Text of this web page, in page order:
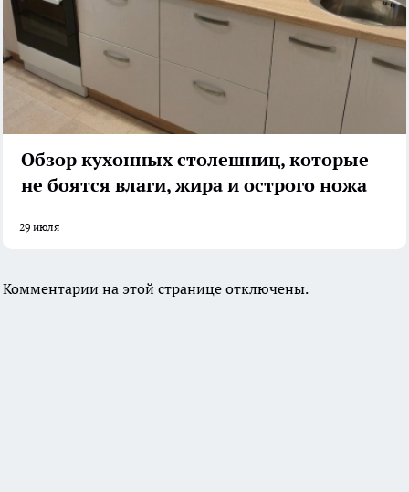
Обзор кухонных столешниц, которые
не боятся влаги, жира и острого ножа
29 июля
Комментарии на этой странице отключены.